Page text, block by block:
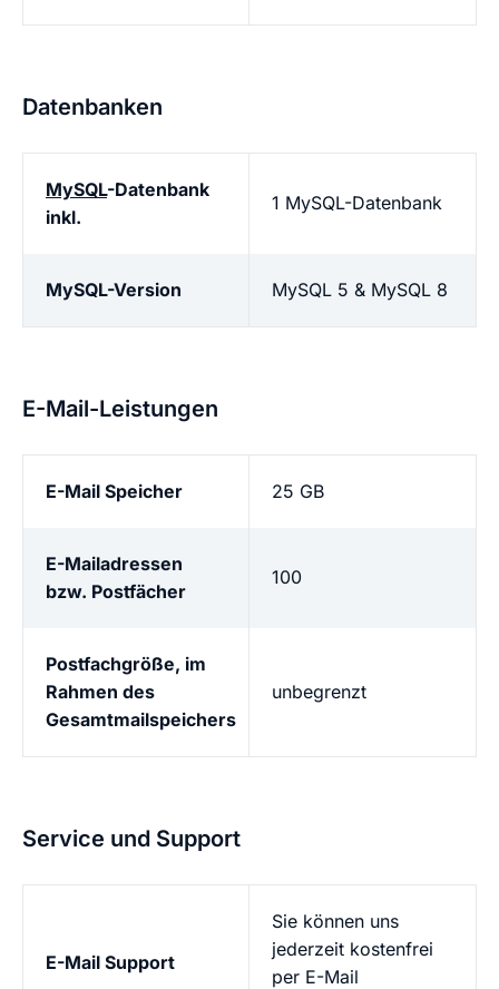
Datenbanken
MySQL-Datenbank
inkl.
1 MySQL-Datenbank
MySQL-Version MySQL 5 & MySQL 8
E-Mail-Leistungen
E-Mail Speicher 25 GB
E-Mailadressen
bzw. Postfächer
100
Postfachgröße, im
Rahmen des
Gesamtmailspeichers
unbegrenzt
Service und Support
E-Mail Support
Sie können uns
jederzeit kostenfrei
per E-Mail